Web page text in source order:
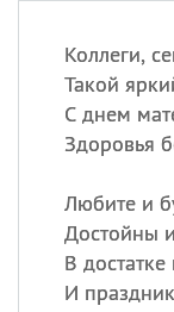
Коллеги,
Такой
С днем
Здоровья
Любите и
Достойны
В
И